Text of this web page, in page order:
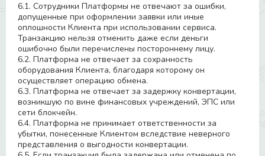
6.1. Сотрудники Платформы не отвечают за ошибки,
допущенные при оформлении заявки или иные
оплошности Клиента при использовании сервиса.
Транзакцию нельзя отменить даже если деньги
ошибочно были перечислены постороннему лицу.
6.2. Платформа не отвечает за сохранность
оборудования Клиента, благодаря которому он
осуществляет операцию обмена.
6.3. Платформа не отвечает за задержку конвертации,
возникшую по вине финансовых учреждений, ЭПС или
сети блокчейн.
6.4. Платформа не принимает ответственности за
убытки, понесенные Клиентом вследствие неверного
представления о выгодности конвертации.